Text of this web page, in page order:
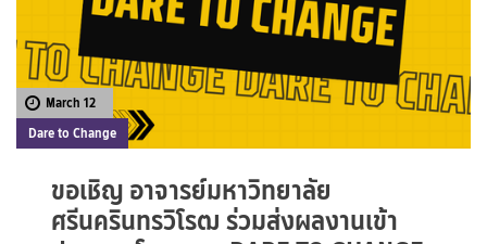
March 12
Dare to Change
ขอเชิญ อาจารย์มหาวิทยาลัย
ศรีนครินทรวิโรฒ ร่วมส่งผลงานเข้า